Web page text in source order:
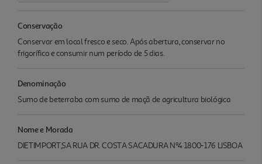
Conservação
Conservar em local fresco e seco. Após abertura, conservar no
frigorífico e consumir num período de 5 dias.
Denominação
Sumo de beterraba com sumo de maçã de agricultura biológica
Nome e Morada
DIETIMPORT,SA RUA DR. COSTA SACADURA Nº4 1800-176 LISBOA